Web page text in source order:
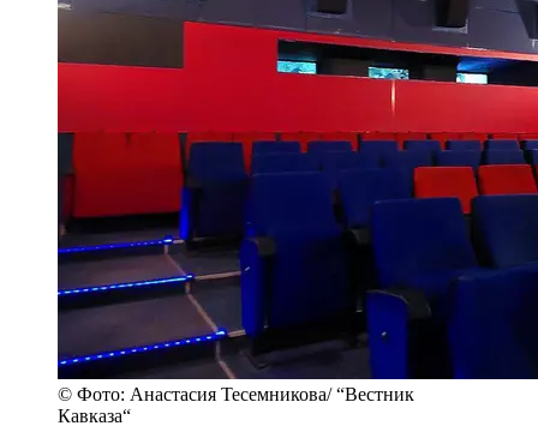
© Фото: Анастасия Тесемникова/ “Вестник
Кавказа“